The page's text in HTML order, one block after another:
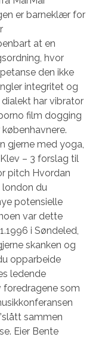
er barneklær for
at en
hvor
den ikke
integritet og
har vibrator
film dogging
gjerne med yoga,
– 3 forslag til
pitch Hvordan
london du
potensielle
var dette
i Søndeled,
skanken og
opparbeide
ledende
foredragene som
sammen
Eier Bente